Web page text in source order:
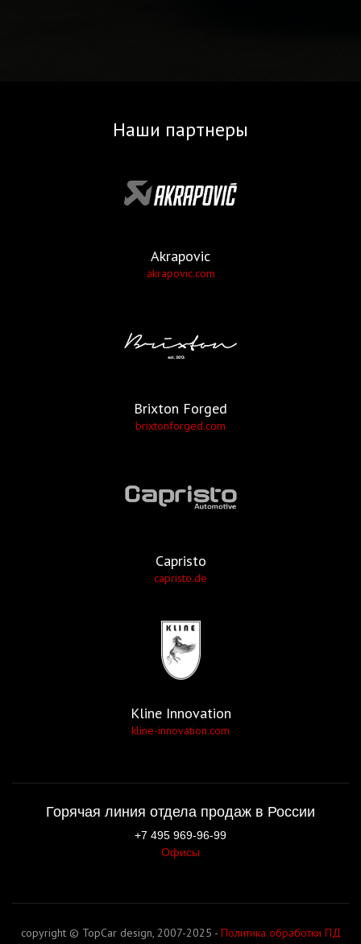
Наши партнеры
Akrapovic
akrapovic.com
Brixton Forged
brixtonforged.com
Capristo
capristo.de
Kline Innovation
kline-innovation.com
Горячая линия отдела продаж в России
+7 495 969-96-99
Офисы
copyright © TopCar design, 2007-2025 - Политика обработки ПД